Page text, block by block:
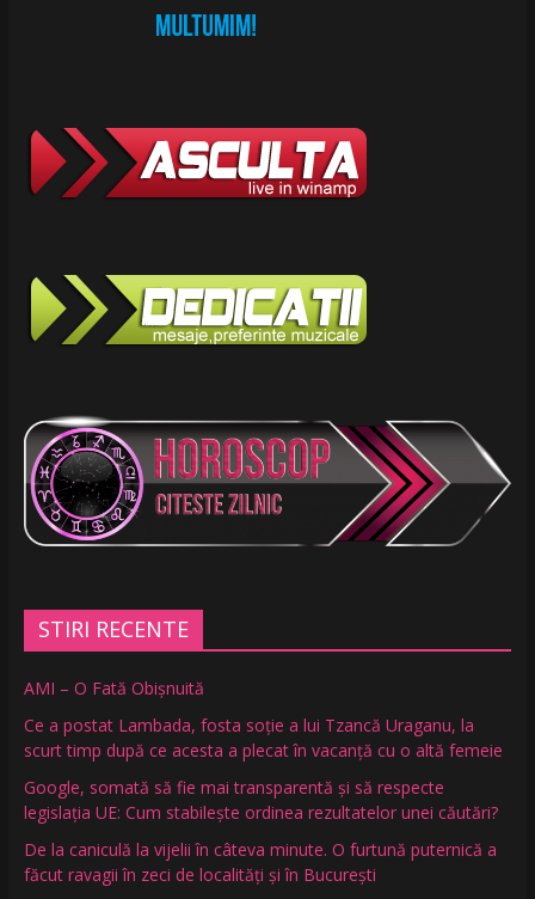
STIRI RECENTE
AMI – O Fată Obişnuită
Ce a postat Lambada, fosta soție a lui Tzancă Uraganu, la
scurt timp după ce acesta a plecat în vacanță cu o altă femeie
Google, somată să fie mai transparentă și să respecte
legislația UE: Cum stabilește ordinea rezultatelor unei căutări?
De la caniculă la vijelii în câteva minute. O furtună puternică a
făcut ravagii în zeci de localități și în București